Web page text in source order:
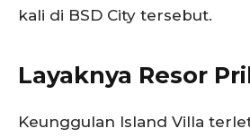
kali di BSD City tersebut.
Layaknya Resor
Keunggulan Island Villa